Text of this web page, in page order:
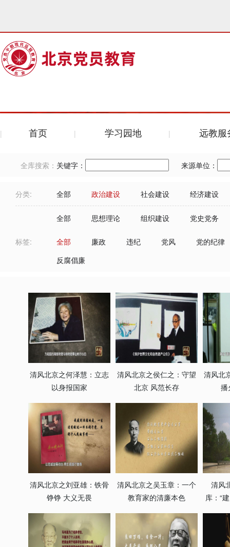
首页 学习园地 远教服
全库搜索： 关键字： 来源单位：
分类: 全部 政治建设 社会建设 经济建设
全部 思想理论 组织建设 党史党务
标签: 全部 廉政 违纪 党风
党的纪律
反腐倡廉
清风北京之何泽慧：立志
以身报国家
清风北京之侯仁之：守望
北京 风范长存
清风北
播
清风北京之刘亚雄：铁骨
铮铮 大义无畏
清风北京之吴玉章：一个
教育家的清廉本色
清风
库：“